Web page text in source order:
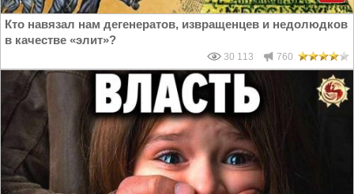
Кто навязал нам дегенератов, извращенцев и недолюдков
в качестве «элит»?
30 113 760